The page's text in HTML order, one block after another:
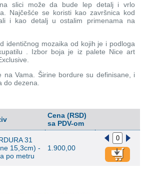
slici može da bude lep detalj i vrlo
Najčešće se koristi kao završnica kod
i kao detalj u ostalim primenama na
identičnog mozaika od kojih je i podloga
. Izbor boja je iz palete Nice art
na Vama. Širine bordure su definisane, i
do dezena.
Cena (RSD)
sa PDV-om
31
15,3cm) -
po metru
1.900,00